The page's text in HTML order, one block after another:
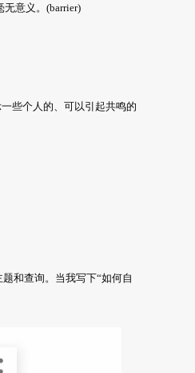
意义。(barrier)
些个人的、可以引起共鸣的
和查询。当我写下“如何自